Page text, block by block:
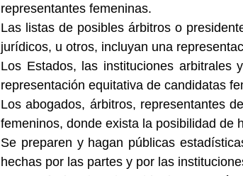
representantes femeninas.
Las listas de posibles árbitros o
jurídicos, u otros, incluyan una
Los Estados, las instituciones
representación equitativa de candidatas
Los abogados, árbitros, representantes
femeninos, donde exista la posibilidad de
Se preparen y hagan públicas
hechas por las partes y por las